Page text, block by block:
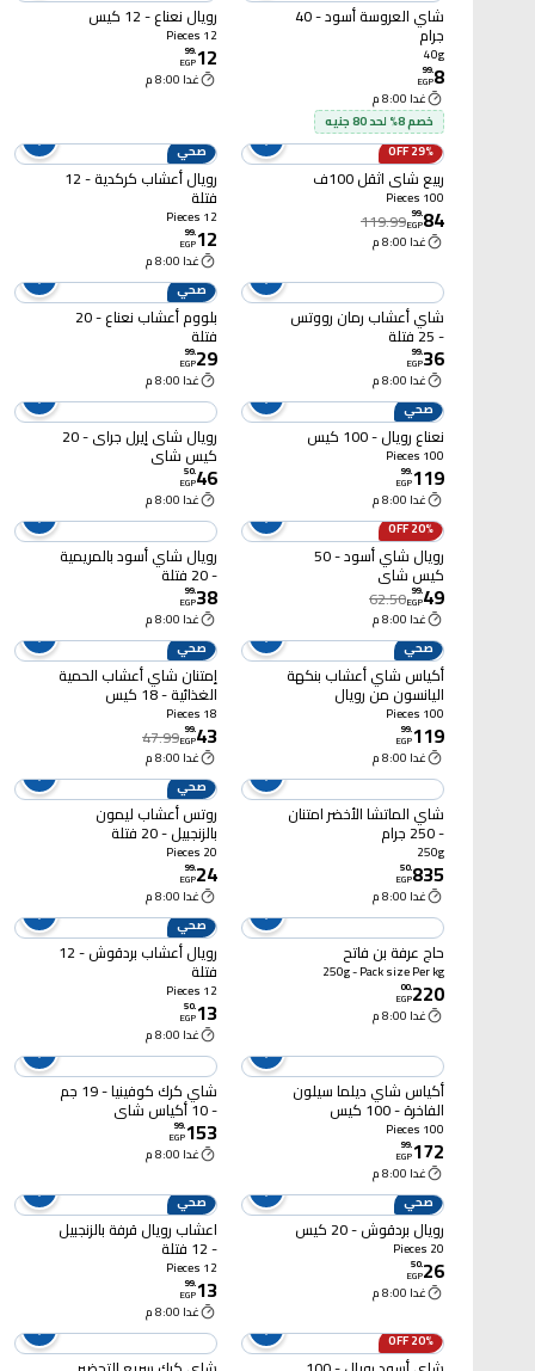
شاي العروسة أسود - 40
جرام
40g
8
.
99
EGP
غدا 8:00 م
خصم 8% لحد 80 جنيه
رويال نعناع - 12 كيس
12 Pieces
12
.
99
EGP
غدا 8:00 م
29% OFF
ربيع شاى اثقل 100ف
100 Pieces
84
.
99
EGP
119.99
غدا 8:00 م
صحي
رويال أعشاب كركدية - 12
فتلة
12 Pieces
12
.
99
EGP
غدا 8:00 م
شاي أعشاب رمان رووتس
- 25 فتلة
36
.
99
EGP
غدا 8:00 م
صحي
بلووم أعشاب نعناع - 20
فتلة
29
.
99
EGP
غدا 8:00 م
صحي
نعناع رويال - 100 كيس
100 Pieces
119
.
99
EGP
غدا 8:00 م
رويال شاى إيرل جراى - 20
كيس شاي
46
.
50
EGP
غدا 8:00 م
20% OFF
رويال شاي أسود - 50
كيس شاي
49
.
99
EGP
62.50
غدا 8:00 م
رويال شاي أسود بالمريمية
- 20 فتلة
38
.
99
EGP
غدا 8:00 م
صحي
أكياس شاي أعشاب بنكهة
اليانسون من رويال
أعشاب- 12 كيس
100 Pieces
119
.
99
EGP
غدا 8:00 م
صحي
إمتنان شاي أعشاب الحمية
الغذائية - 18 كيس
18 Pieces
43
.
99
EGP
47.99
غدا 8:00 م
شاي الماتشا الأخضر امتنان
- 250 جرام
250g
835
.
50
EGP
غدا 8:00 م
صحي
روتس أعشاب ليمون
بالزنجبيل - 20 فتلة
20 Pieces
24
.
99
EGP
غدا 8:00 م
حاج عرفة بن فاتح
250g - Pack size Per kg
220
.
00
EGP
غدا 8:00 م
صحي
رويال أعشاب بردقوش - 12
فتلة
12 Pieces
13
.
50
EGP
غدا 8:00 م
أكياس شاي ديلما سيلون
الفاخرة - 100 كيس
100 Pieces
172
.
99
EGP
غدا 8:00 م
شاي كرك كوفينيا - 19 جم
- 10 أكياس شاي
153
.
99
EGP
غدا 8:00 م
صحي
رويال بردقوش - 20 كيس
20 Pieces
26
.
50
EGP
غدا 8:00 م
صحي
اعشاب رويال قرفة بالزنجبيل
- 12 فتلة
12 Pieces
13
.
99
EGP
غدا 8:00 م
20% OFF